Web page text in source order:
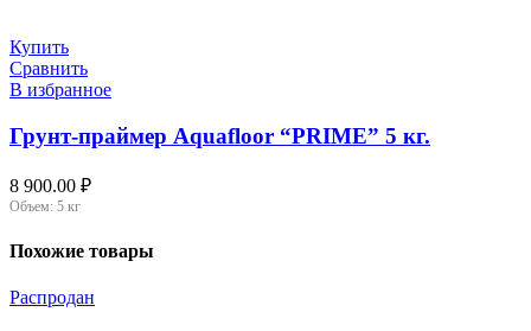
Купить
Сравнить
В избранное
Грунт-праймер Aquafloor “PRIME” 5 кг.
8 900.00 ₽
Объем: 5 кг
Похожие товары
Распродан